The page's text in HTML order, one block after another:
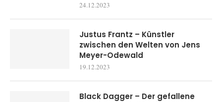
24.12.2023
Justus Frantz – Künstler
zwischen den Welten von Jens
Meyer-Odewald
19.12.2023
Black Dagger – Der gefallene